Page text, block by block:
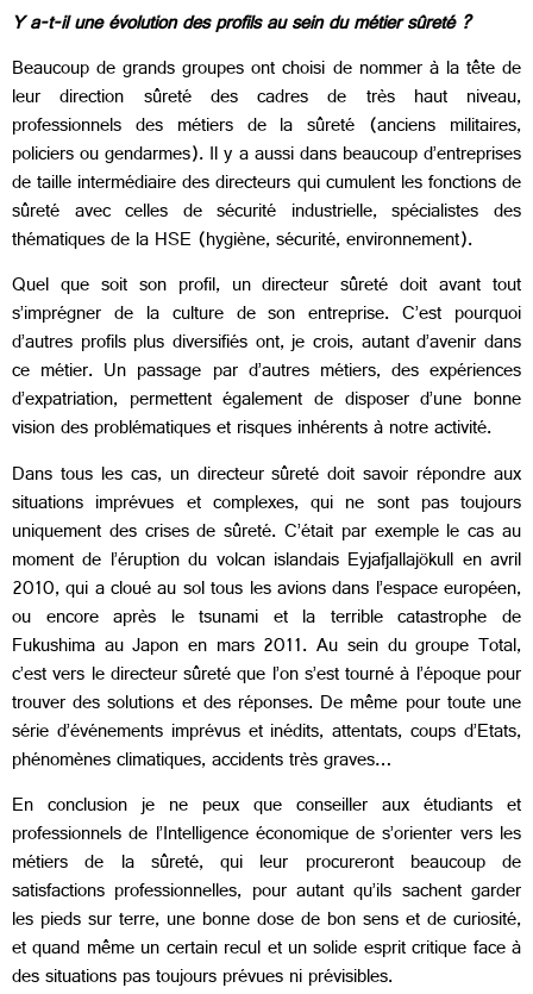
Y a-t-il une évolution des profils au sein du métier sûreté ?
Beaucoup de grands groupes ont choisi de nommer à la tête de
leur direction sûreté des cadres de très haut niveau,
professionnels des métiers de la sûreté (anciens militaires,
policiers ou gendarmes). Il y a aussi dans beaucoup d’entreprises
de taille intermédiaire des directeurs qui cumulent les fonctions de
sûreté avec celles de sécurité industrielle, spécialistes des
thématiques de la HSE (hygiène, sécurité, environnement).
Quel que soit son profil, un directeur sûreté doit avant tout
s’imprégner de la culture de son entreprise. C’est pourquoi
d’autres profils plus diversifiés ont, je crois, autant d’avenir dans
ce métier. Un passage par d’autres métiers, des expériences
d’expatriation, permettent également de disposer d’une bonne
vision des problématiques et risques inhérents à notre activité.
Dans tous les cas, un directeur sûreté doit savoir répondre aux
situations imprévues et complexes, qui ne sont pas toujours
uniquement des crises de sûreté. C’était par exemple le cas au
moment de l’éruption du volcan islandais Eyjafjallajökull en avril
2010, qui a cloué au sol tous les avions dans l’espace européen,
ou encore après le tsunami et la terrible catastrophe de
Fukushima au Japon en mars 2011. Au sein du groupe Total,
c’est vers le directeur sûreté que l’on s’est tourné à l’époque pour
trouver des solutions et des réponses. De même pour toute une
série d’événements imprévus et inédits, attentats, coups d’Etats,
phénomènes climatiques, accidents très graves…
En conclusion je ne peux que conseiller aux étudiants et
professionnels de l’Intelligence économique de s’orienter vers les
métiers de la sûreté, qui leur procureront beaucoup de
satisfactions professionnelles, pour autant qu’ils sachent garder
les pieds sur terre, une bonne dose de bon sens et de curiosité,
et quand même un certain recul et un solide esprit critique face à
des situations pas toujours prévues ni prévisibles.